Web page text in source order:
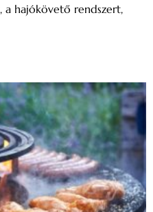
a hajókövető rendszert,